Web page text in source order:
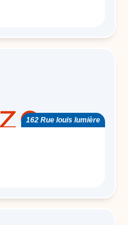
162 Rue louis lumière